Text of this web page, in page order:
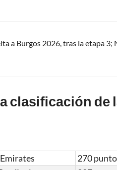
a Burgos 2026, tras la etapa
clasificación de
270